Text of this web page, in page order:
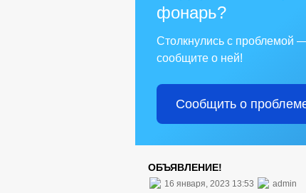
фонарь?
Столкнулись с проблемой
сообщите о ней!
Сообщить о
ОБЪЯВЛЕНИЕ!
16 января, 2023 13:53 admin